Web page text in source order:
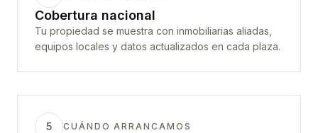
Cobertura nacional
Tu propiedad se muestra con inmobiliarias aliadas,
equipos locales y datos actualizados en cada plaza.
5 CUÁNDO ARRANCAMOS